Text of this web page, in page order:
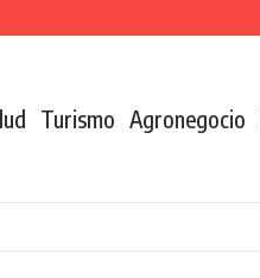
Turismo Agronegocio